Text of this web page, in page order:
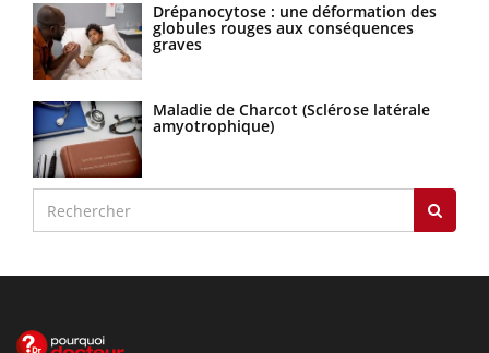
Drépanocytose : une déformation des
globules rouges aux conséquences
graves
Maladie de Charcot (Sclérose latérale
amyotrophique)